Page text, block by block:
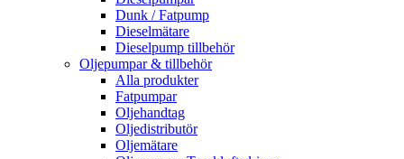
Dunk / Fatpump
Dieselmätare
Dieselpump tillbehör
Oljepumpar & tillbehör
Alla produkter
Fatpumpar
Oljehandtag
Oljedistributör
Oljemätare